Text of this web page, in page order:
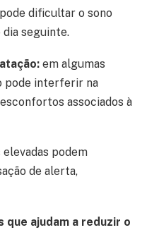
dificultar o sono
dia seguinte.
em algumas
pode interferir na
associados à
elevadas podem
de alerta,
ajudam a reduzir o